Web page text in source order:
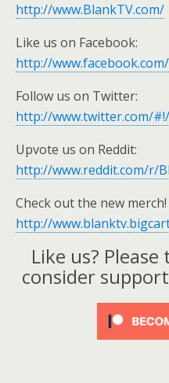
http://www.BlankTV.com/
Like us on Facebook:
http://
Follow us on Twitter:
http://www.twitter.com/
Upvote us on Reddit:
http://www.reddit.com/r/
Check out the new merch!
http://
Like us?
consider